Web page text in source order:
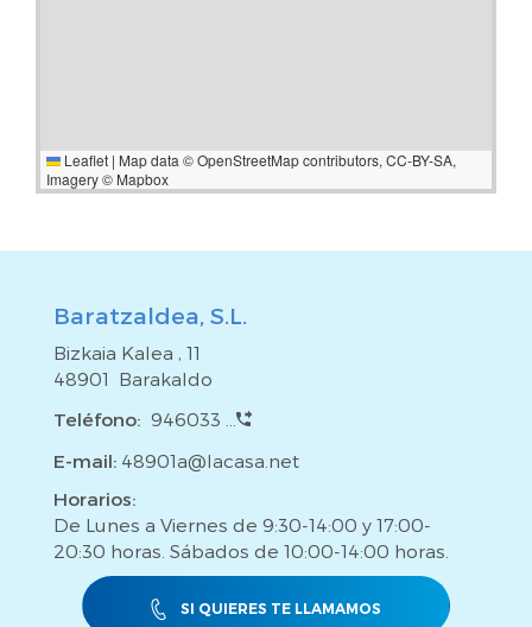
Leaflet | Map data ©OpenStreetMapcontributors, CC-BY-SA,
Imagery © Mapbox
Baratzaldea, S.L.
Bizkaia Kalea , 11
48901 Barakaldo
Teléfono: 946033 ...
E-mail: 48901a@lacasa.net
Horarios:
De Lunes a Viernes de 9:30-14:00 y 17:00-
20:30 horas. Sábados de 10:00-14:00 horas.
SI QUIERES TE LLAMAMOS